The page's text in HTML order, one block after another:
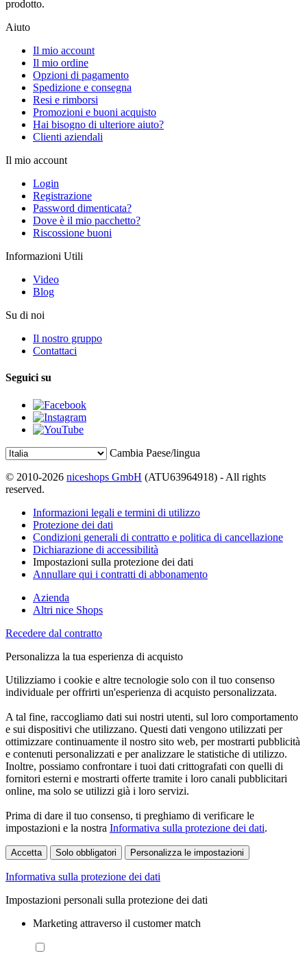
prodotto.
Aiuto
Il mio account
Il mio ordine
Opzioni di pagamento
Spedizione e consegna
Resi e rimborsi
Promozioni e buoni acquisto
Hai bisogno di ulteriore aiuto?
Clienti aziendali
Il mio account
Login
Registrazione
Password dimenticata?
Dove è il mio pacchetto?
Riscossione buoni
Informazioni Utili
Video
Blog
Su di noi
Il nostro gruppo
Contattaci
Seguici su
Cambia Paese/lingua
© 2010-2026 niceshops GmbH (ATU63964918) - All rights
reserved.
Informazioni legali e termini di utilizzo
Protezione dei dati
Condizioni generali di contratto e politica di cancellazione
Dichiarazione di accessibilità
Impostazioni sulla protezione dei dati
Annullare qui i contratti di abbonamento
Azienda
Altri nice Shops
Recedere dal contratto
Personalizza la tua esperienza di acquisto
Utilizziamo i cookie e altre tecnologie solo con il tuo consenso
individuale per offrirti un'esperienza di acquisto personalizzata.
A tal fine, raccogliamo dati sui nostri utenti, sul loro comportamento
e sui dispositivi che utilizzano. Questi dati vengono utilizzati per
ottimizzare continuamente il nostro sito web, per mostrarti pubblicità
e contenuti personalizzati e per analizzare le statistiche di utilizzo.
Inoltre, possiamo confrontare i tuoi dati crittografati con quelli di
fornitori esterni e mostrarti offerte tramite i loro canali pubblicitari
online, ma solo se utilizzi già i loro servizi.
Prima di dare il tuo consenso, ti preghiamo di verificare le
impostazioni e la nostra Informativa sulla protezione dei dati.
Accetta Solo obbligatori Personalizza le impostazioni
Informativa sulla protezione dei dati
Impostazioni personali sulla protezione dei dati
Marketing attraverso il customer match